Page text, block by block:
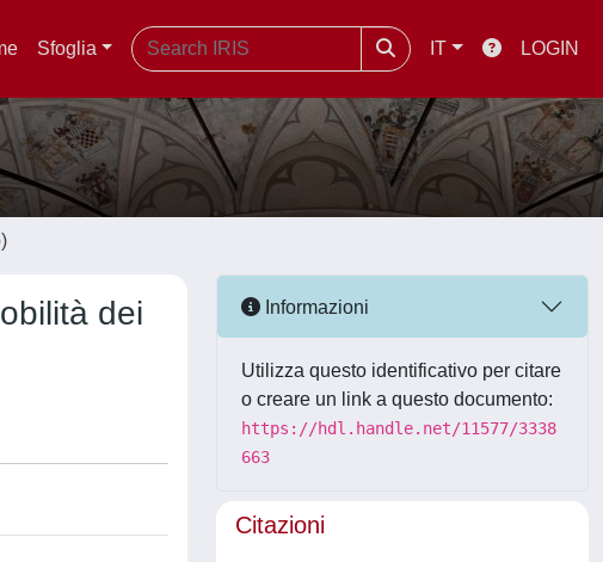
Sfoglia IT LOGIN
dei
Informazioni
Utilizza questo identificativo per citare
o creare un link a questo documento:
https://hdl.handle.net/11577/3338
663
Citazioni